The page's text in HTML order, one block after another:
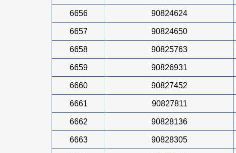
6656 90824624
6657 90824650
6658 90825763
6659 90826931
6660 90827452
6661 90827811
6662 90828136
6663 90828305